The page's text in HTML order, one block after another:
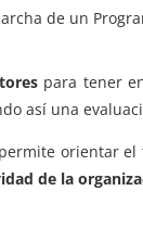
de un
para tener
así una
orientar
de la